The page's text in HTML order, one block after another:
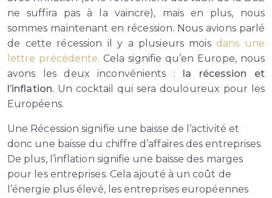
ne suffira pas à la vaincre), mais en plus, nous
sommes maintenant en récession. Nous avions parlé
de cette récession il y a plusieurs mois dans une
lettre précédente. Cela signifie qu’en Europe, nous
avons les deux inconvénients :
la récession et
l’inflation. Un cocktail qui sera douloureux pour les
Européens.
Une Récession signifie une baisse de l’activité et
donc une baisse du chiffre d’affaires des entreprises.
De plus, l’inflation signifie une baisse des marges
pour les entreprises. Cela ajouté à un coût de
l’énergie plus élevé, les entreprises européennes